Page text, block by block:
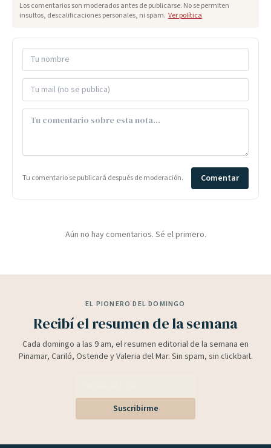
Los comentarios son moderados antes de publicarse. No se permiten
insultos, descalificaciones personales, ni spam. Ver política
Tu comentario se publicará después de moderación. Comentar
Aún no hay comentarios. Sé el primero.
EL PIONERO DEL DOMINGO
Recibí el resumen de la semana
Cada domingo a las 9 am, el resumen editorial de la semana en
Pinamar, Cariló, Ostende y Valeria del Mar. Sin spam, sin clickbait.
Suscribirme